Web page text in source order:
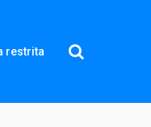
restrita